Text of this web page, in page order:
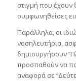
στιγμή που έχουν
συμφωνηθείσες
Παράλληλα, οι
νοσηλευτήρια,
δημιουργήσουν
προσπαθούν να
αναφορά σε